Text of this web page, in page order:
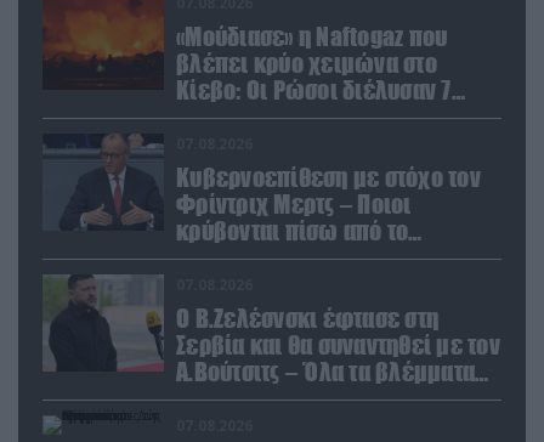
«Μούδιασε» η Naftogaz που
βλέπει κρύο χειμώνα στο
Κίεβο: Οι Ρώσοι διέλυσαν 7
εγκαταστάσεις του ουκρανικού
Κυβερνοεπίθεση με στόχο τον
Φρίντριχ Μερτς – Ποιοι
κρύβονται πίσω από το
παραποιημένο βίντεο
Ο Β.Ζελέσνσκι έφτασε στη
Σερβία και θα συναντηθεί με τον
Α.Βούτσιτς – Όλα τα βλέμματα
στις σχέσεις με τη Ρωσία